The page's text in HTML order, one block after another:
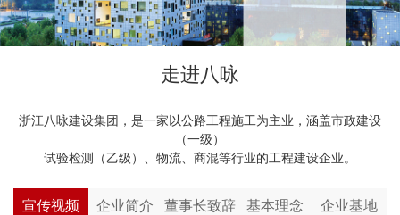
走进八咏
浙江八咏建设集团，是一家以公路工程施工为主业，涵盖市政建设
（一级）
试验检测（乙级）、物流、商混等行业的工程建设企业。
宣传视频 企业简介 董事长致辞 基本理念 企业基地